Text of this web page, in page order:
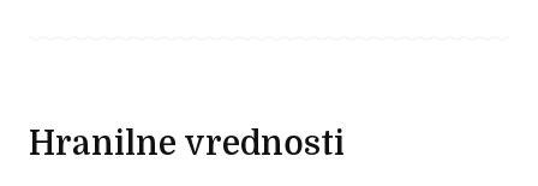
Hranilne vrednosti